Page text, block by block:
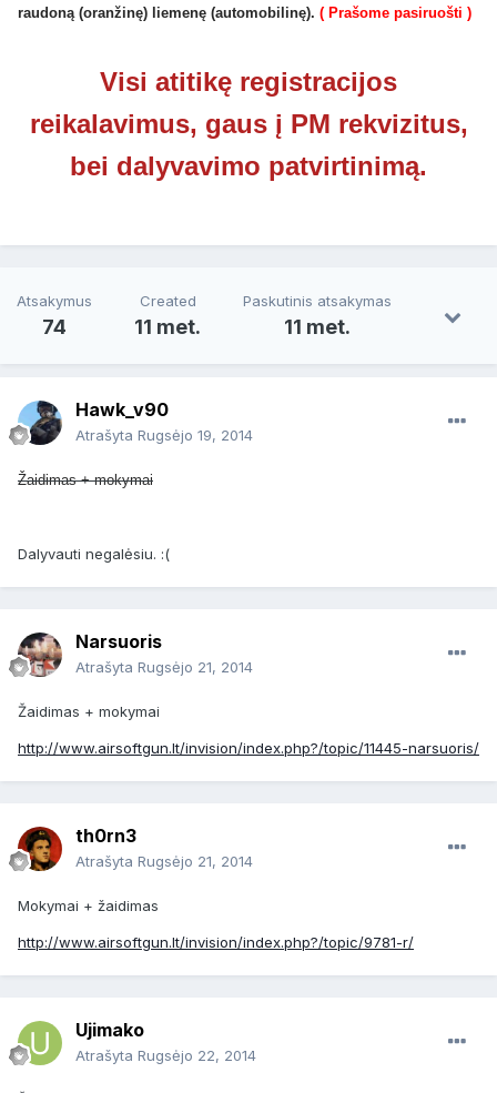
raudoną (oranžinę) liemenę (automobilinę). ( Prašome pasiruošti )
Visi atitikę registracijos
reikalavimus, gaus į PM rekvizitus,
bei dalyvavimo patvirtinimą.
Atsakymus
74
Created
11 met.
Paskutinis atsakymas
11 met.
Hawk_v90
Atrašyta Rugsėjo 19, 2014
Žaidimas + mokymai
Dalyvauti negalėsiu. :(
Narsuoris
Atrašyta Rugsėjo 21, 2014
Žaidimas + mokymai
http://www.airsoftgun.lt/invision/index.php?/topic/11445-narsuoris/
th0rn3
Atrašyta Rugsėjo 21, 2014
Mokymai + žaidimas
http://www.airsoftgun.lt/invision/index.php?/topic/9781-r/
Ujimako
Atrašyta Rugsėjo 22, 2014